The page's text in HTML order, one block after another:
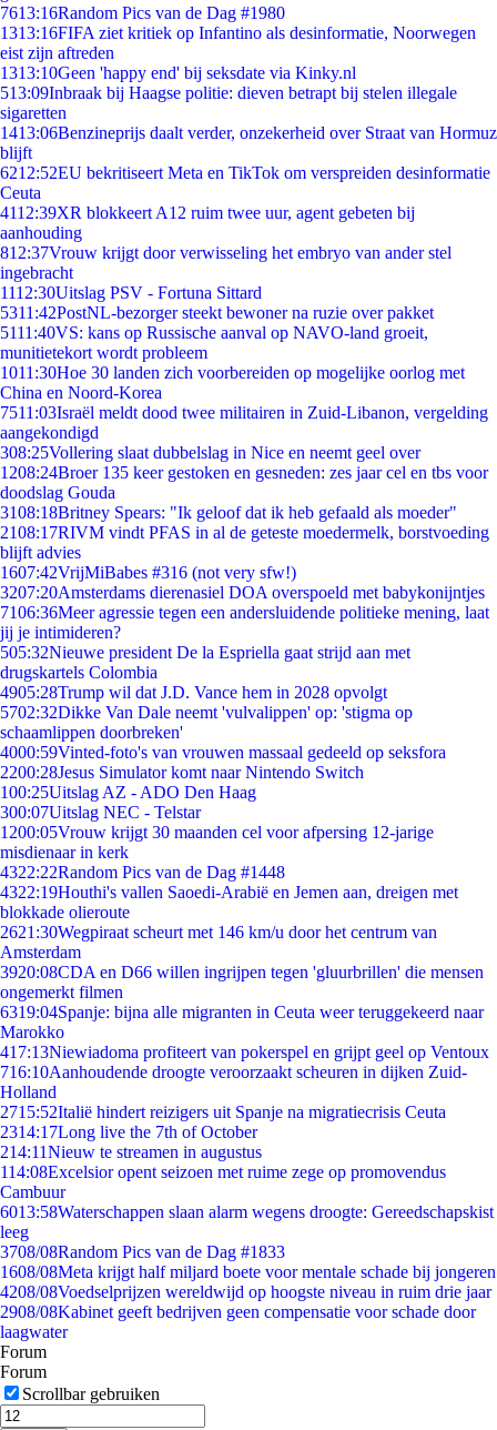
7613:16Random Pics van de Dag #1980
1313:16FIFA ziet kritiek op Infantino als desinformatie, Noorwegen
eist zijn aftreden
1313:10Geen 'happy end' bij seksdate via Kinky.nl
513:09Inbraak bij Haagse politie: dieven betrapt bij stelen illegale
sigaretten
1413:06Benzineprijs daalt verder, onzekerheid over Straat van Hormuz
blijft
6212:52EU bekritiseert Meta en TikTok om verspreiden desinformatie
Ceuta
4112:39XR blokkeert A12 ruim twee uur, agent gebeten bij
aanhouding
812:37Vrouw krijgt door verwisseling het embryo van ander stel
ingebracht
1112:30Uitslag PSV - Fortuna Sittard
5311:42PostNL-bezorger steekt bewoner na ruzie over pakket
5111:40VS: kans op Russische aanval op NAVO-land groeit,
munitietekort wordt probleem
1011:30Hoe 30 landen zich voorbereiden op mogelijke oorlog met
China en Noord-Korea
7511:03Israël meldt dood twee militairen in Zuid-Libanon, vergelding
aangekondigd
308:25Vollering slaat dubbelslag in Nice en neemt geel over
1208:24Broer 135 keer gestoken en gesneden: zes jaar cel en tbs voor
doodslag Gouda
3108:18Britney Spears: "Ik geloof dat ik heb gefaald als moeder"
2108:17RIVM vindt PFAS in al de geteste moedermelk, borstvoeding
blijft advies
1607:42VrijMiBabes #316 (not very sfw!)
3207:20Amsterdams dierenasiel DOA overspoeld met babykonijntjes
7106:36Meer agressie tegen een andersluidende politieke mening, laat
jij je intimideren?
505:32Nieuwe president De la Espriella gaat strijd aan met
drugskartels Colombia
4905:28Trump wil dat J.D. Vance hem in 2028 opvolgt
5702:32Dikke Van Dale neemt 'vulvalippen' op: 'stigma op
schaamlippen doorbreken'
4000:59Vinted-foto's van vrouwen massaal gedeeld op seksfora
2200:28Jesus Simulator komt naar Nintendo Switch
100:25Uitslag AZ - ADO Den Haag
300:07Uitslag NEC - Telstar
1200:05Vrouw krijgt 30 maanden cel voor afpersing 12-jarige
misdienaar in kerk
4322:22Random Pics van de Dag #1448
4322:19Houthi's vallen Saoedi-Arabië en Jemen aan, dreigen met
blokkade olieroute
2621:30Wegpiraat scheurt met 146 km/u door het centrum van
Amsterdam
3920:08CDA en D66 willen ingrijpen tegen 'gluurbrillen' die mensen
ongemerkt filmen
6319:04Spanje: bijna alle migranten in Ceuta weer teruggekeerd naar
Marokko
417:13Niewiadoma profiteert van pokerspel en grijpt geel op Ventoux
716:10Aanhoudende droogte veroorzaakt scheuren in dijken Zuid-
Holland
2715:52Italië hindert reizigers uit Spanje na migratiecrisis Ceuta
2314:17Long live the 7th of October
214:11Nieuw te streamen in augustus
114:08Excelsior opent seizoen met ruime zege op promovendus
Cambuur
6013:58Waterschappen slaan alarm wegens droogte: Gereedschapskist
leeg
3708/08Random Pics van de Dag #1833
1608/08Meta krijgt half miljard boete voor mentale schade bij jongeren
4208/08Voedselprijzen wereldwijd op hoogste niveau in ruim drie jaar
2908/08Kabinet geeft bedrijven geen compensatie voor schade door
laagwater
Forum
Forum
Scrollbar gebruiken